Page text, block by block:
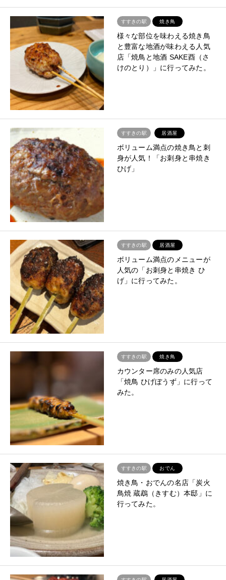
すすきの駅 焼き鳥
様々な部位を味わえる焼き鳥
と豊富な地酒が味わえる人気
店「焼鳥と地酒 SAKE酉（さ
けのとり）」に行ってみた。
すすきの駅 居酒屋
ボリューム満点の焼き鳥と刺
身が人気！「お刺身と串焼き
ひげ」
すすきの駅 居酒屋
ボリューム満点のメニューが
人気の「お刺身と串焼き ひ
げ」に行ってみた。
すすきの駅 焼き鳥
カウンター席のみの人気店
「焼鳥 ひげぼうず」に行って
みた。
すすきの駅 おでん
焼き鳥・おでんの名店「炭火
鳥焼 蔵鵡（きすむ）本邸」に
行ってみた。